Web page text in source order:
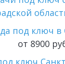
под ключ
от 8900